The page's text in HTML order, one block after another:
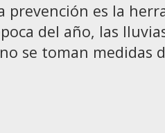
prevención es la
del año, las
se toman medidas